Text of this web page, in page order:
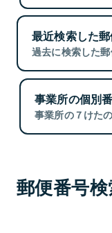
最近検索した
過去に検索した郵
事業所の個別
事業所の７けた
郵便番号